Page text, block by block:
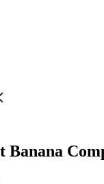
Banana